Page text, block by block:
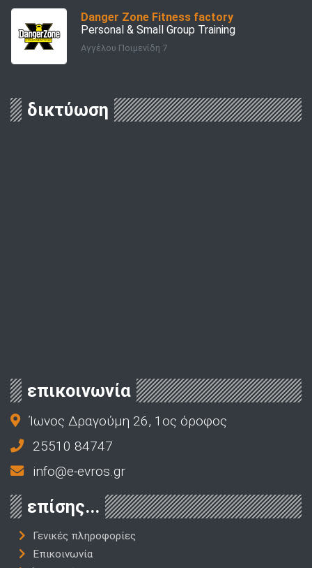
Danger Zone Fitness factory
Personal & Small Group Training
Αγγέλου Ποιμενίδη 7
δικτύωση
επικοινωνία
Ίωνος Δραγούμη 26, 1ος όροφος
25510 84747
info@e-evros.gr
επίσης...
Γενικές πληροφορίες
Επικοινωνία